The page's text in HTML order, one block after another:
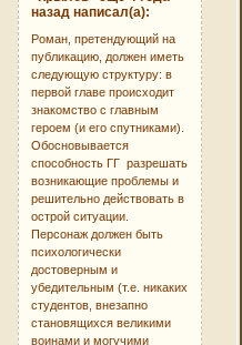
назад написал(а):
Роман, претендующий на
публикацию, должен иметь
следующую структуру: в
первой главе происходит
знакомство с главным
героем (и его спутниками).
Обосновывается
способность ГГ разрешать
возникающие проблемы и
решительно действовать в
острой ситуации.
Персонаж должен быть
психологически
достоверным и
убедительным (т.е. никаких
студентов, внезапно
становящихся великими
воинами и могучими